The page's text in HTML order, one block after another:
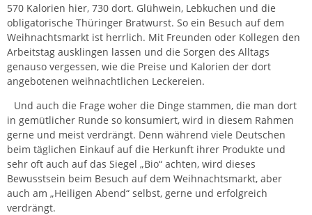
570 Kalorien hier, 730 dort. Glühwein, Lebkuchen und die
obligatorische Thüringer Bratwurst. So ein Besuch auf dem
Weihnachtsmarkt ist herrlich. Mit Freunden oder Kollegen den
Arbeitstag ausklingen lassen und die Sorgen des Alltags
genauso vergessen, wie die Preise und Kalorien der dort
angebotenen weihnachtlichen Leckereien.
Und auch die Frage woher die Dinge stammen, die man dort
in gemütlicher Runde so konsumiert, wird in diesem Rahmen
gerne und meist verdrängt. Denn während viele Deutschen
beim täglichen Einkauf auf die Herkunft ihrer Produkte und
sehr oft auch auf das Siegel „Bio“ achten, wird dieses
Bewusstsein beim Besuch auf dem Weihnachtsmarkt, aber
auch am „Heiligen Abend“ selbst, gerne und erfolgreich
verdrängt.